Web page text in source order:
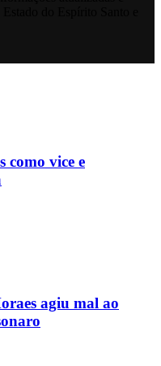
como vice e
agiu mal ao